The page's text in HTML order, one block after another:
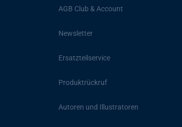
AGB Club & Account
Newsletter
Ersatzteilservice
Produktrückruf
Autoren und Illustratoren